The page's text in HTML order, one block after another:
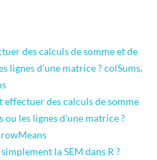
des calculs de somme et de
lignes d’une matrice ? colSums,
effectuer des calculs de somme
les lignes d’une matrice ?
la SEM dans R ?